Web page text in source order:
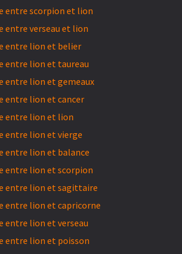
entre scorpion et lion
entre verseau et lion
entre lion et belier
entre lion et taureau
entre lion et gemeaux
entre lion et cancer
entre lion et lion
entre lion et vierge
entre lion et balance
entre lion et scorpion
entre lion et sagittaire
entre lion et capricorne
entre lion et verseau
entre lion et poisson